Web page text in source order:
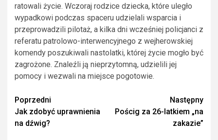
ratowali życie. Wczoraj rodzice dziecka, które uległo
wypadkowi podczas spaceru udzielali wsparcia i
przeprowadzili pilotaż, a kilka dni wcześniej policjanci z
referatu patrolowo-interwencyjnego z wejherowskiej
komendy poszukiwali nastolatki, której życie mogło być
zagrożone. Znaleźli ją nieprzytomną, udzielili jej
pomocy i wezwali na miejsce pogotowie.
Zobacz
wpisy
Poprzedni
Jak zdobyć uprawnienia
na dźwig?
Następny
Pościg za 26-latkiem „na
zakazie”